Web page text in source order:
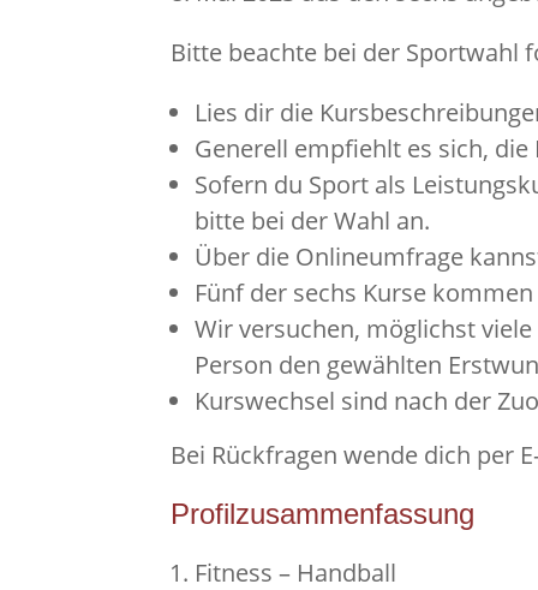
Bitte beachte bei der Sportwahl
Lies dir die
Generell empfiehlt es sich,
Sofern du Sport als
bitte bei der Wahl an.
Über die Onlineumfrage
Fünf der sechs Kurse
Wir versuchen, möglichst
Person den gewählten
Kurswechsel sind nach der
Bei Rückfragen wende dich per
Profilzusammenfassung
Fitness – Handball